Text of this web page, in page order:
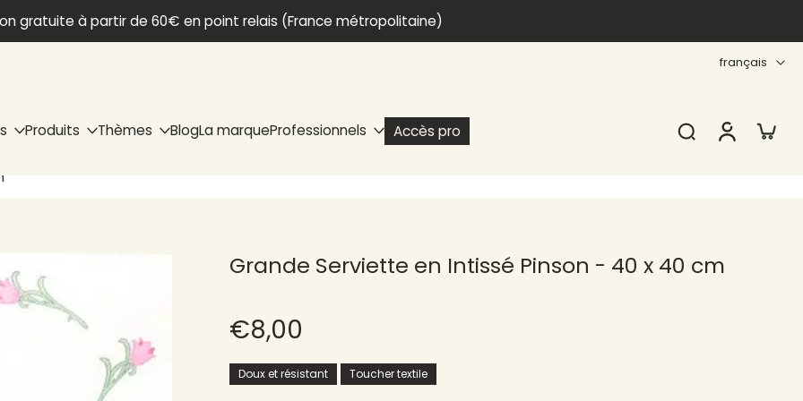
gratuite à partir de 60€ en point relais (France métropolitaine)
français
Produits Thèmes BlogLa marqueProfessionnels Accès pro
Grande Serviette en Intissé Pinson - 40 x 40 cm
€8,00
Doux et résistant Toucher textile